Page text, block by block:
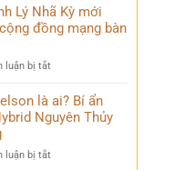
qua
nhiều
cảm
diễn
ít
biết
Mai
Thúy
sau
đăng
Lý Nhã Kỳ mới
đồng mạng bàn
luận bị tắt
99+
Lý
Kỳ
là ai? Bí ẩn
Nguyên Thủy
luận bị tắt